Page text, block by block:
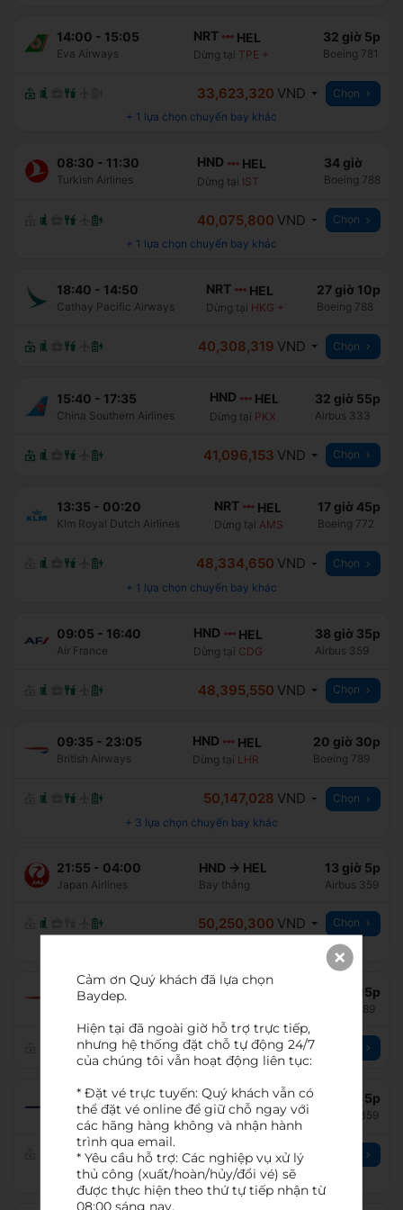
14:00 - 15:05
Eva Airways
NRT HEL
Dừng tại TPE +
32 giờ 5p
Boeing 781
33,623,320 VND
Chọn
+ 1 lựa chọn chuyến bay khác
08:30 - 11:30
Turkish Airlines
HND HEL
Dừng tại IST
34 giờ
Boeing 788
40,075,800 VND
Chọn
+ 1 lựa chọn chuyến bay khác
18:40 - 14:50
Cathay Pacific Airways
NRT HEL
Dừng tại HKG +
27 giờ 10p
Boeing 788
40,308,319 VND Chọn
15:40 - 17:35
China Southern Airlines
HND HEL
Dừng tại PKX
32 giờ 55p
Airbus 333
41,096,153 VND Chọn
13:35 - 00:20
Klm Royal Dutch Airlines
NRT HEL
Dừng tại AMS
17 giờ 45p
Boeing 772
48,334,650 VND
Chọn
+ 1 lựa chọn chuyến bay khác
09:05 - 16:40
Air France
HND HEL
Dừng tại CDG
38 giờ 35p
Airbus 359
48,395,550 VND Chọn
09:35 - 23:05
British Airways
HND HEL
Dừng tại LHR
20 giờ 30p
Boeing 789
50,147,028 VND
Chọn
+ 3 lựa chọn chuyến bay khác
21:55 - 04:00
Japan Airlines
HND → HEL
Bay thẳng
13 giờ 5p
Airbus 359
50,250,300 VND
Chọn
08:25-14:40 13 giờ 15p
Boeing 789
50,434,386VND
21:55-04:00
Finnair
HND →HEL
Bay thẳng
13 giờ 5p
Airbus 359
50,621,580 VND
+ 1lựa chọn chuyến bay khác
Cảm ơn Quý khách đã lựa chọn
Baydep.
Hiện tại đã ngoài giờ hỗ trợ trực tiếp,
nhưng hệ thống đặt chỗ tự động 24/7
của chúng tôi vẫn hoạt động liên tục:
* Đặt vé trực tuyến: Quý khách vẫn có
thể đặt vé online để giữ chỗ ngay với
các hãng hàng không và nhận hành
trình qua email.
* Yêu cầu hỗ trợ: Các nghiệp vụ xử lý
thủ công (xuất/hoàn/hủy/đổi vé) sẽ
được thực hiện theo thứ tự tiếp nhận từ
08:00 sáng nay.